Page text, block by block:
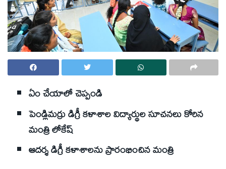
ఏం చేయాలో చెప్పండి
పెండ్లిమర్రు డిగ్రీ కళాశాల విద్యార్థుల సూచనలు కోరిన
మంత్రి లోకేష్‌
ఆదర్శ డిగ్రీ కళాశాలను ప్రారంభించిన మంత్రి